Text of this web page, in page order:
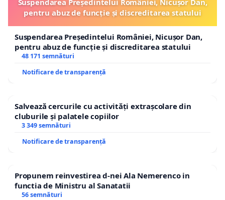
Suspendarea Președintelui României, Nicușor Dan,
pentru abuz de funcție și discreditarea statului
Suspendarea Președintelui României, Nicușor Dan,
pentru abuz de funcție și discreditarea statului
48 171 semnături
Notificare de transparență
Salvează cercurile cu activități extrașcolare din
cluburile și palatele copiilor
3 349 semnături
Notificare de transparență
Propunem reinvestirea d-nei Ala Nemerenco in
functia de Ministru al Sanatatii
56 semnături